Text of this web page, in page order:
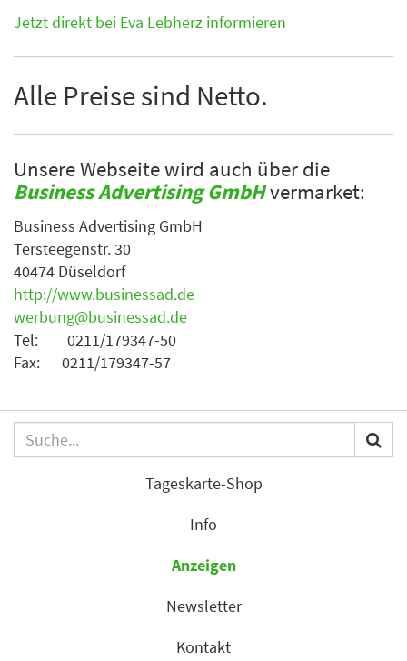
Jetzt direkt bei Eva Lebherz informieren
Alle Preise sind Netto.
Unsere Webseite wird auch über die
Business Advertising GmbHvermarket:
Business Advertising GmbH
Tersteegenstr. 30
40474 Düseldorf
http://www.businessad.de
werbung@businessad.de
Tel: 0211/179347-50
Fax: 0211/179347-57
Tageskarte-Shop
Info
Anzeigen
Newsletter
Kontakt